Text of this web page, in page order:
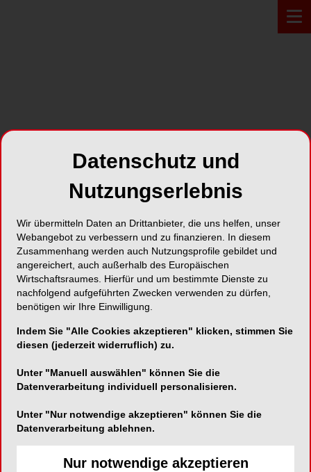
PROFIL*
ESCI – European Society for
Ceramic Implantology
Kreuzstrasse 2
8802 Kilchberg
Karte
Fax:
+41 (0) 44-715 48 66
Datenschutz und
Nutzungserlebnis
Wir übermitteln Daten an Drittanbieter, die uns helfen, unser
Webangebot zu verbessern und zu finanzieren. In diesem
Zusammenhang werden auch Nutzungsprofile gebildet und
angereichert, auch außerhalb des Europäischen
Wirtschaftsraumes. Hierfür und um bestimmte Dienste zu
nachfolgend aufgeführten Zwecken verwenden zu dürfen,
benötigen wir Ihre Einwilligung.
Indem Sie "Alle Cookies akzeptieren" klicken, stimmen Sie
diesen (jederzeit widerruflich) zu.
Unter "Manuell auswählen" können Sie die
Datenverarbeitung individuell personalisieren.
Unter "Nur notwendige akzeptieren" können Sie die
Datenverarbeitung ablehnen.
Nur notwendige akzeptieren